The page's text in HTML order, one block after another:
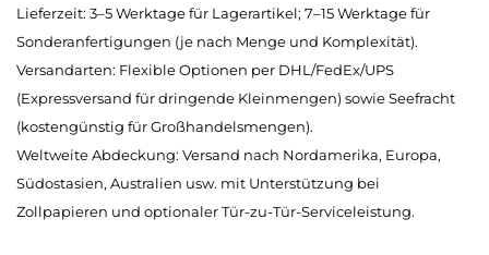
Lieferzeit: 3–5 Werktage für Lagerartikel; 7–15 Werktage für
Sonderanfertigungen (je nach Menge und Komplexität).
Versandarten: Flexible Optionen per DHL/FedEx/UPS
(Expressversand für dringende Kleinmengen) sowie Seefracht
(kostengünstig für Großhandelsmengen).
Weltweite Abdeckung: Versand nach Nordamerika, Europa,
Südostasien, Australien usw. mit Unterstützung bei
Zollpapieren und optionaler Tür-zu-Tür-Serviceleistung.